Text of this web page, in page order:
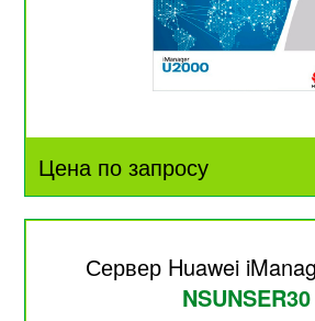
Цена по запросу
Сервер Huawei
NSUNSER30